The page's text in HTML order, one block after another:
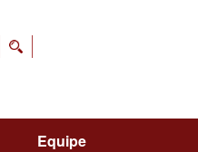
Equipe